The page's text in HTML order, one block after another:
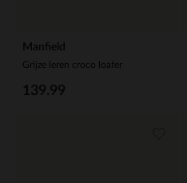
Manfield
Grijze leren croco loafer
139.99